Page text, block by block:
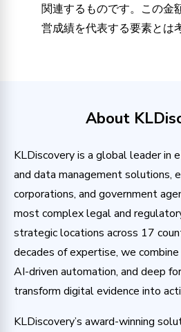
関連するものです。この金
営成績を代表する要素とは
About
KLDiscovery is a global leader in
and data management solutions,
corporations, and government
most complex legal and
strategic locations across 17
decades of expertise, we
AI-driven automation, and deep
transform digital evidence into
KLDiscovery’s award-winning